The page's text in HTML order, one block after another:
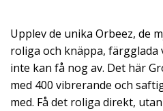
Upplev de unika Orbeez, de
roliga och knäppa,
inte kan få nog av. Det här
med 400 vibrerande och
med. Få det roliga direkt,